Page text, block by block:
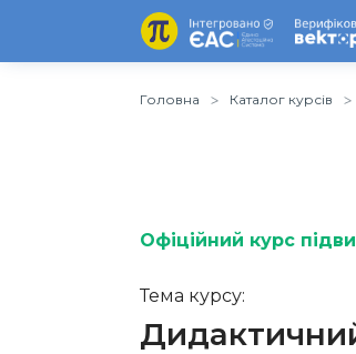
Головна Каталог курсів
Офіційний курс
Тема курсу: